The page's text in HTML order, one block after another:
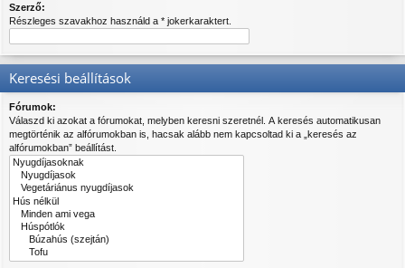
Szerző:
Részleges szavakhoz használd a * jokerkaraktert.
Keresési beállítások
Fórumok:
Válaszd ki azokat a fórumokat, melyben keresni szeretnél. A keresés automatikusan
megtörténik az alfórumokban is, hacsak alább nem kapcsoltad ki a „keresés az
alfórumokban” beállítást.